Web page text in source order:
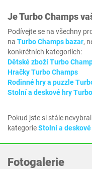
JeTurbo Champs
Podívejte se na všechny
na Turbo Champs bazar,
konkrétních kategoriích:
Dětské zboží Turbo
Hračky Turbo Champs
Rodinné hry a puzzle
Stolní a deskové hry
Pokud jste si stále
kategorieStolní a
Fotogalerie